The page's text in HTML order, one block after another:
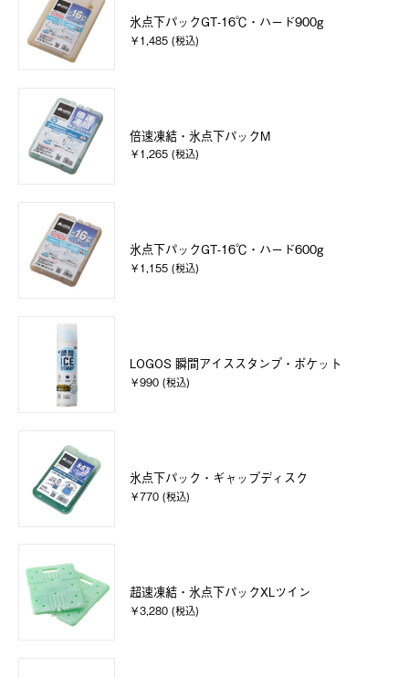
氷点下パックGT-16℃・ハード900g
￥1,485 (税込)
倍速凍結・氷点下パックM
￥1,265 (税込)
氷点下パックGT-16℃・ハード600g
￥1,155 (税込)
LOGOS 瞬間アイススタンプ・ポケット
￥990 (税込)
氷点下パック・ギャップディスク
￥770 (税込)
超速凍結・氷点下パックXLツイン
￥3,280 (税込)